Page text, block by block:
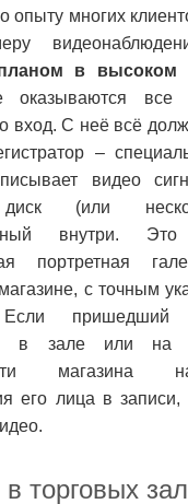
опыту многих
в высоком
оказываются все
вход. С неё всё
–
видео
(или
внутри.
портретная
с точным
Если пришедший
в зале или на
магазина
его лица в
торговых